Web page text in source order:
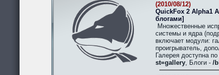
(2010/08/12)
QuickFox 2 Alpha1
блогами]
Множественные
системы и ядра
включает модули:
проигрыватель,
Галерея доступна
st=gallery, Блоги - /